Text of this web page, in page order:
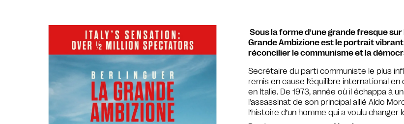
Sous la forme d’une grande fresque
Grande Ambizione est le portrait vibrant
réconcilier le communisme et la
Secrétaire du parti communiste le plus
remis en cause l’équilibre international
en Italie. De 1973, année où il échappa à
l’assassinat de son principal allié Aldo
l’histoire d’un homme qui a voulu changer